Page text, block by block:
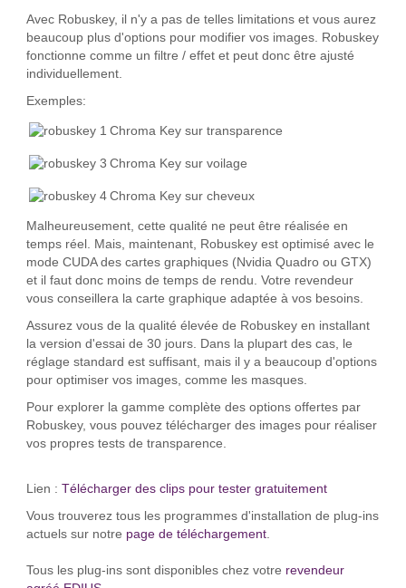
Avec Robuskey, il n'y a pas de telles limitations et vous aurez
beaucoup plus d'options pour modifier vos images. Robuskey
fonctionne comme un filtre / effet et peut donc être ajusté
individuellement.
Exemples:
Chroma Key sur transparence
Chroma Key sur voilage
Chroma Key sur cheveux
Malheureusement, cette qualité ne peut être réalisée en
temps réel. Mais, maintenant, Robuskey est optimisé avec le
mode CUDA des cartes graphiques (Nvidia Quadro ou GTX)
et il faut donc moins de temps de rendu. Votre revendeur
vous conseillera la carte graphique adaptée à vos besoins.
Assurez vous de la qualité élevée de Robuskey en installant
la version d'essai de 30 jours. Dans la plupart des cas, le
réglage standard est suffisant, mais il y a beaucoup d'options
pour optimiser vos images, comme les masques.
Pour explorer la gamme complète des options offertes par
Robuskey, vous pouvez télécharger des images pour réaliser
vos propres tests de transparence.
Lien : Télécharger des clips pour tester gratuitement
Vous trouverez tous les programmes d'installation de plug-ins
actuels sur notre page de téléchargement.
Tous les plug-ins sont disponibles chez votre revendeur